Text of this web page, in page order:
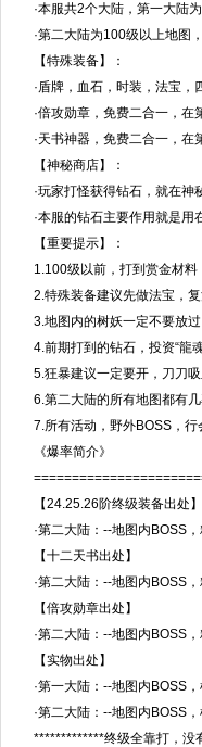
·本服共2个大陆，第一大陆
·第二大陆为100级以上地图
【特殊装备】：
·盾牌，血石，时装，法宝
·倍攻勋章，免费二合一，在
·天书神器，免费二合一，在
【神秘商店】：
·玩家打怪获得钻石，就在神
·本服的钻石主要作用就是用
【重要提示】：
1.100级以前，打到赏金材
2.特殊装备建议先做法宝，复
3.地图内的树妖一定不要放过
4.前期打到的钻石，投资“龍
5.狂暴建议一定要开，刀刀
6.第二大陆的所有地图都有
7.所有活动，野外BOSS，行
《爆率简介》
【24.25.26阶终级装备出处】
·第二大陆：--地图内BOSS
【十二天书出处】
·第二大陆：--地图内BOSS
【倍攻勋章出处】
·第二大陆：--地图内BOSS
【实物出处】
·第一大陆：--地图内BOSS
·第二大陆：--地图内BOSS
*************终级全靠打，没